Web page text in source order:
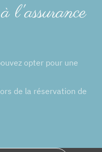
l'assurance
opter pour une
de la réservation de